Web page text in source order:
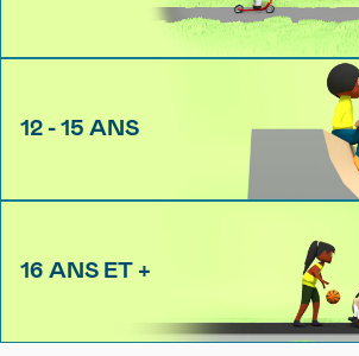
12 - 15 ANS
16 ANS ET +